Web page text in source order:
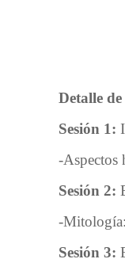
Detalle de
Sesión 1:
-Aspectos
Sesión 2:
-
Sesión 3: